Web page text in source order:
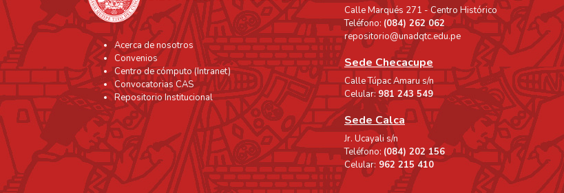
Acerca de nosotros
Convenios
Centro de cómputo (Intranet)
Convocatorias CAS
Repositorio Institucional
Calle Marqués 271 - Centro Histórico
Teléfono: (084) 262 062
repositorio@unadqtc.edu.pe
Sede Checacupe
Calle Túpac Amaru s/n
Celular:981 243 549
Sede Calca
Jr. Ucayali s/n
Teléfono: (084) 202 156
Celular: 962 215 410